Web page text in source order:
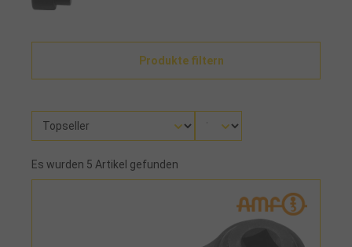
Produkte filtern
Es wurden 5 Artikel gefunden